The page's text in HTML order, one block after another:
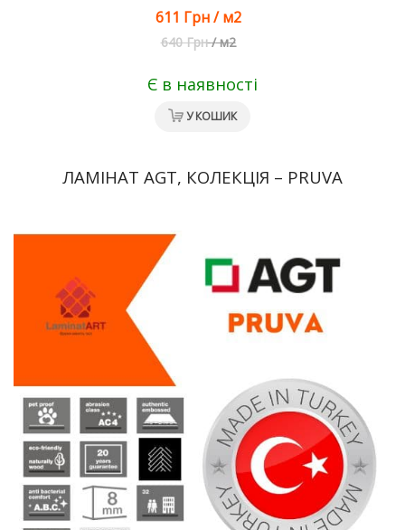
611 Грн /м2
640 Грн /м2
Є в наявності
У КОШИК
ЛАМІНАТ AGT, КОЛЕКЦІЯ – PRUVA